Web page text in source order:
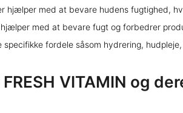
hjælper med at bevare hudens fugtighed,
med at bevare fugt og forbedrer
fordele såsom hydrering,
VITAMIN og